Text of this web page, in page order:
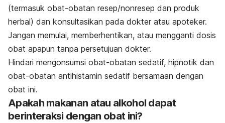
(termasuk obat-obatan resep/nonresep dan produk
herbal) dan konsultasikan pada dokter atau apoteker.
Jangan memulai, memberhentikan, atau mengganti dosis
obat apapun tanpa persetujuan dokter.
Hindari mengonsumsi obat-obatan sedatif, hipnotik dan
obat-obatan antihistamin sedatif bersamaan dengan
obat ini.
Apakah makanan atau alkohol dapat
berinteraksi dengan obat ini?